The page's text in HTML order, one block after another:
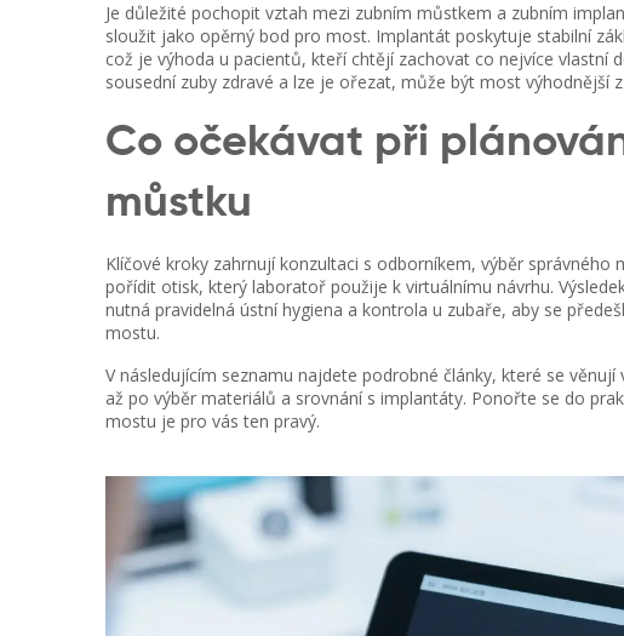
Je důležité pochopit vztah mezi zubním můstkem a zubním
sloužit jako opěrný bod pro most. Implantát poskytuje stabilní
což je výhoda u pacientů, kteří chtějí zachovat co nejvíce vlastní
sousední zuby zdravé a lze je ořezat, může být most výhodnější
Co očekávat při
můstku
Klíčové kroky zahrnují konzultaci s odborníkem, výběr
pořídit otisk, který laboratoř použije k virtuálnímu návrhu.
nutná pravidelná ústní hygiena a kontrola u zubaře, aby se
mostu.
V následujícím seznamu najdete podrobné články, které se
až po výběr materiálů a srovnání s implantáty. Ponořte se do
mostu je pro vás ten pravý.